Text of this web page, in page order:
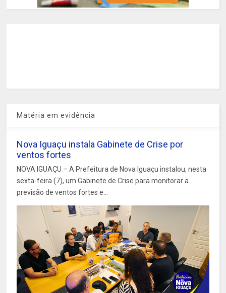
Matéria em evidência
Nova Iguaçu instala Gabinete de Crise por
ventos fortes
NOVA IGUAÇU – A Prefeitura de Nova Iguaçu instalou, nesta
sexta-feira (7), um Gabinete de Crise para monitorar a
previsão de ventos fortes e...